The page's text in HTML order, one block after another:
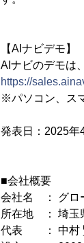
【AIナビデモ】
AIナビのデモは
https://
※パソコン、ス
発表日：2025年
■会社概要
会社名 ： グロ
所在地 ： 埼玉
代表 ： 中村